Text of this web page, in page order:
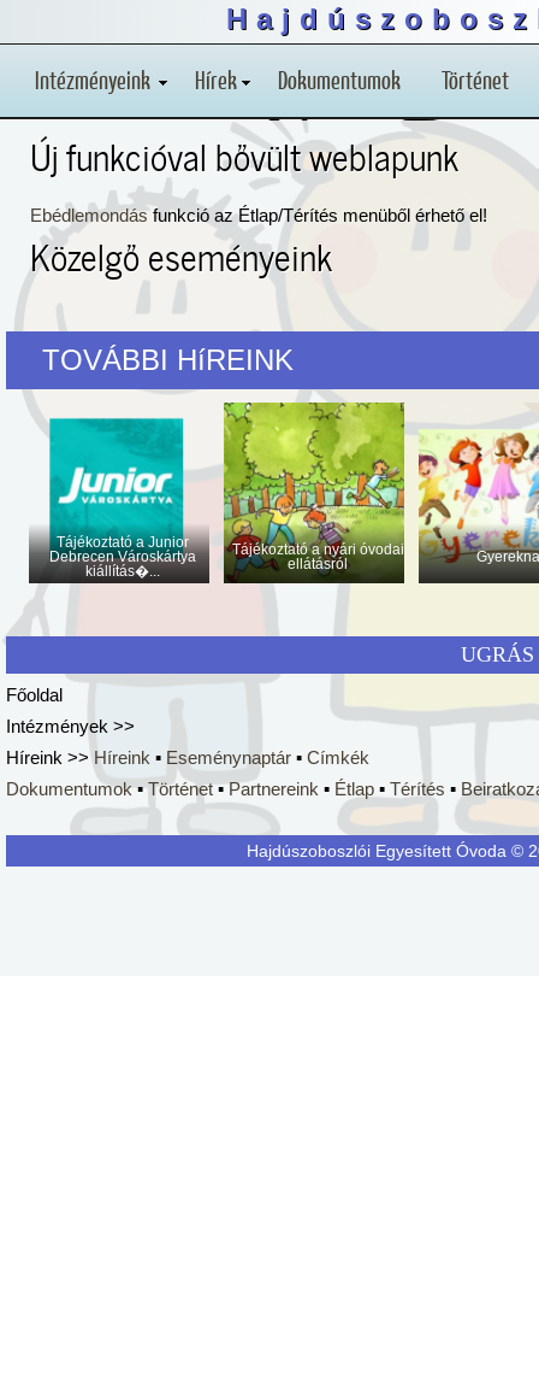
Intézményeink Hírek Dokumentumok Történet
Új funkcióval bővült weblapunk
Ebédlemondás funkció az Étlap/Térítés menüből érhető el!
Közelgő eseményeink
TOVÁBBI HíREINK
Tájékoztató a Junior
Debrecen Városkártya
kiállítás�...
Tájékoztató a nyári óvodai
ellátásról
Főoldal
Intézmények >>
Híreink >>Híreink ▪ Eseménynaptár ▪ Címkék
Dokumentumok▪Történet▪Partnereink ▪ Étlap ▪ Térítés ▪
Hajdúszoboszlói Egyesített Óvoda ©